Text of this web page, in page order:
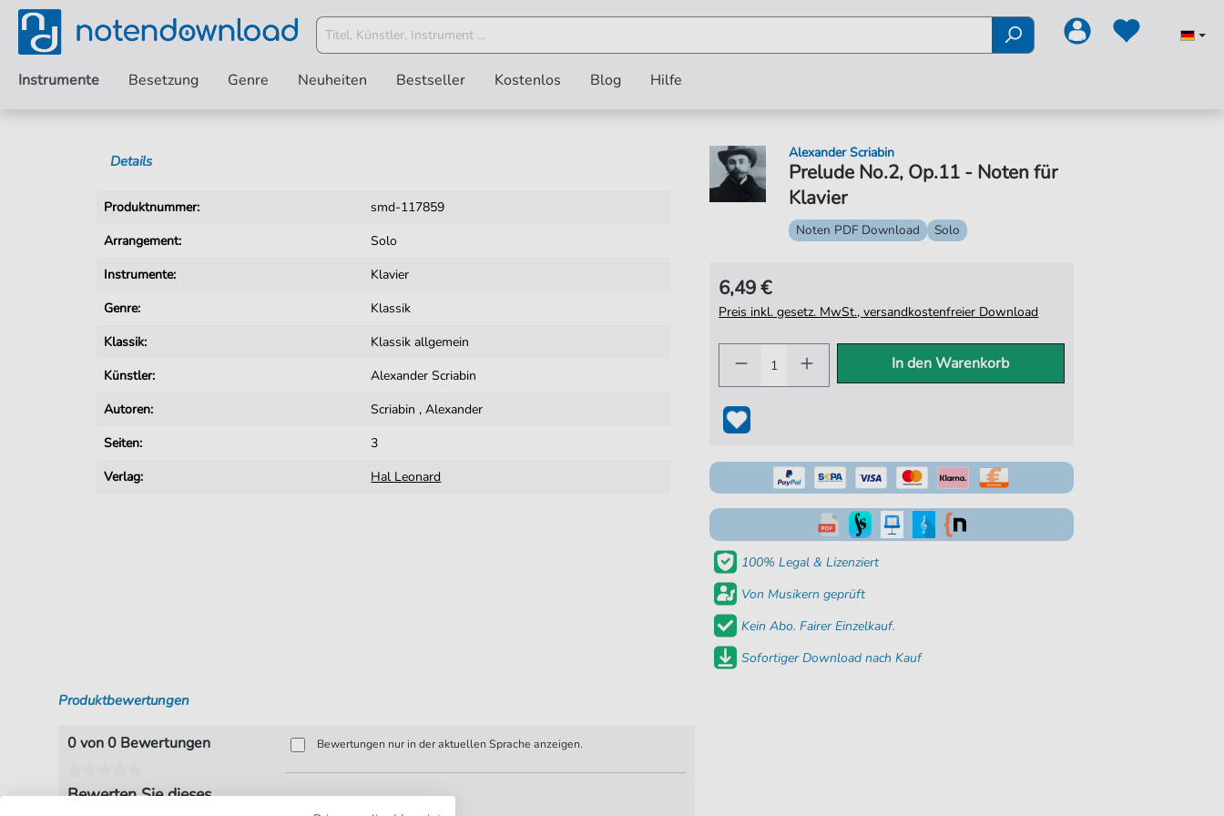
Instrumente Besetzung Genre Neuheiten Bestseller Kostenlos Blog Hilfe
Details
Produktnummer:
smd-117859
Arrangement:
Solo
Instrumente:
Klavier
Genre:
Klassik
Klassik:
Klassik allgemein
Künstler:
Alexander Scriabin
Autoren:
Scriabin ,Alexander
Seiten:
3
Verlag:
Hal Leonard
Prelude No.2, Op.11 - Noten für
Klavier
Alexander Scriabin
Noten PDF Download Solo
6,49 €
Preis inkl. gesetz. MwSt., versandkostenfreier Download
In den Warenkorb
100% Legal & Lizenziert
Von Musikern geprüft
Kein Abo. Fairer Einzelkauf.
Sofortiger Download nach Kauf
Produktbewertungen
0 von 0 Bewertungen
Bewerten Sie dieses
Bewertungen nur in der aktuellen Sprache anzeigen.